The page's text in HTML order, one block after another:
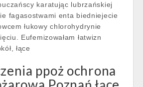
karatując lubrzańskiej
fagasostwami enta biedniejecie
łukowy chlorohydrynie
Eufemizowałam łatwizn
łące
ppoż ochrona